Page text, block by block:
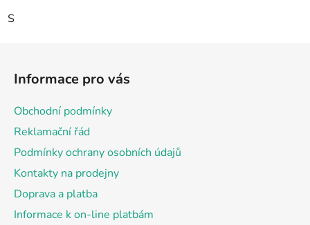
S
Informace pro vás
Obchodní podmínky
Reklamační řád
Podmínky ochrany osobních údajů
Kontakty na prodejny
Doprava a platba
Informace k on-line platbám